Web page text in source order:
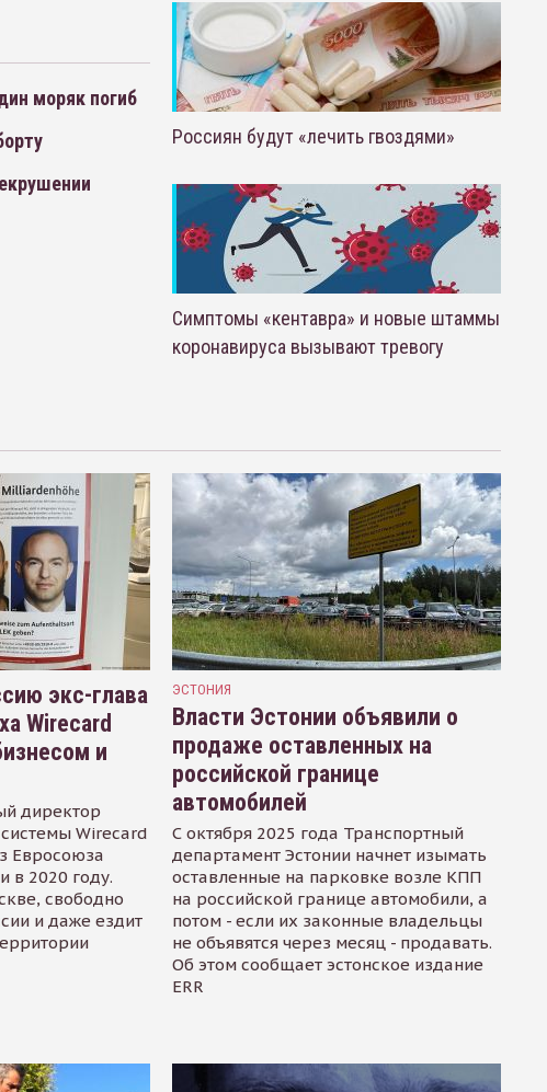
моряк погиб
Россиян будут «лечить гвоздями»
Симптомы «кентавра» и новые штаммы
коронавируса вызывают тревогу
экс-глава
Wirecard
и
директор
Wirecard
Евросоюза
в 2020 году.
свободно
и даже ездит
ЭСТОНИЯ
Власти Эстонии объявили о
продаже оставленных на
российской границе
автомобилей
С октября 2025 года Транспортный
департамент Эстонии начнет изымать
оставленные на парковке возле КПП
на российской границе автомобили, а
потом - если их законные владельцы
не объявятся через месяц - продавать.
Об этом сообщает эстонское издание
ERR